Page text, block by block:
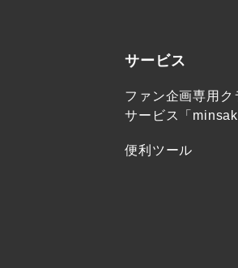
サービス
ファン企画専用
サービス「
便利ツール